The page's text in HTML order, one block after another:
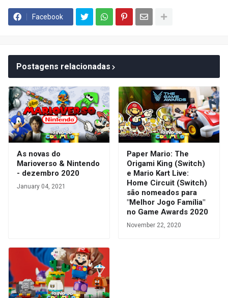
Facebook
Postagens relacionadas
As novas do
Marioverso & Nintendo
- dezembro 2020
January 04, 2021
Paper Mario: The
Origami King (Switch)
e Mario Kart Live:
Home Circuit (Switch)
são nomeados para
"Melhor Jogo Família"
no Game Awards 2020
November 22, 2020